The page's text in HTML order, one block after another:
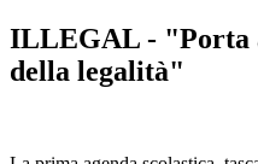
ILLEGAL - "Porta
della legalità"